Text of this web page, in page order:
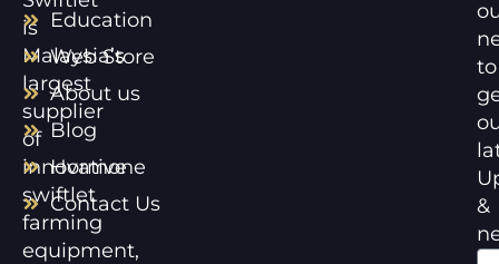
is
Malaysia’s
largest
supplier
of
innovative
swiftlet
farming
equipment,
Education
Web Store
About us
Blog
Hormone
Contact Us
to
&